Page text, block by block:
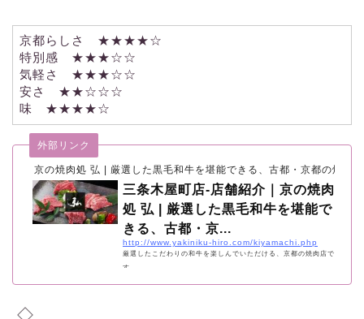
京都らしさ ★★★★☆
特別感 ★★★☆☆
気軽さ ★★★☆☆
安さ ★★☆☆☆
味 ★★★★☆
京の焼肉処 弘 | 厳選した黒毛和牛を堪能できる、古都・京都の焼肉
外部リンク
三条木屋町店-店舗紹介｜京の焼肉
処 弘 | 厳選した黒毛和牛を堪能で
きる、古都・京...
http://www.yakiniku-hiro.com/kiyamachi.php
厳選したこだわりの和牛を楽しんでいただける、京都の焼肉店で
す。